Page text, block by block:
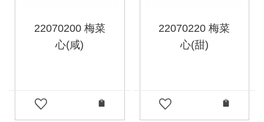
22070200 梅菜
心(咸)
22070220 梅菜
心(甜)